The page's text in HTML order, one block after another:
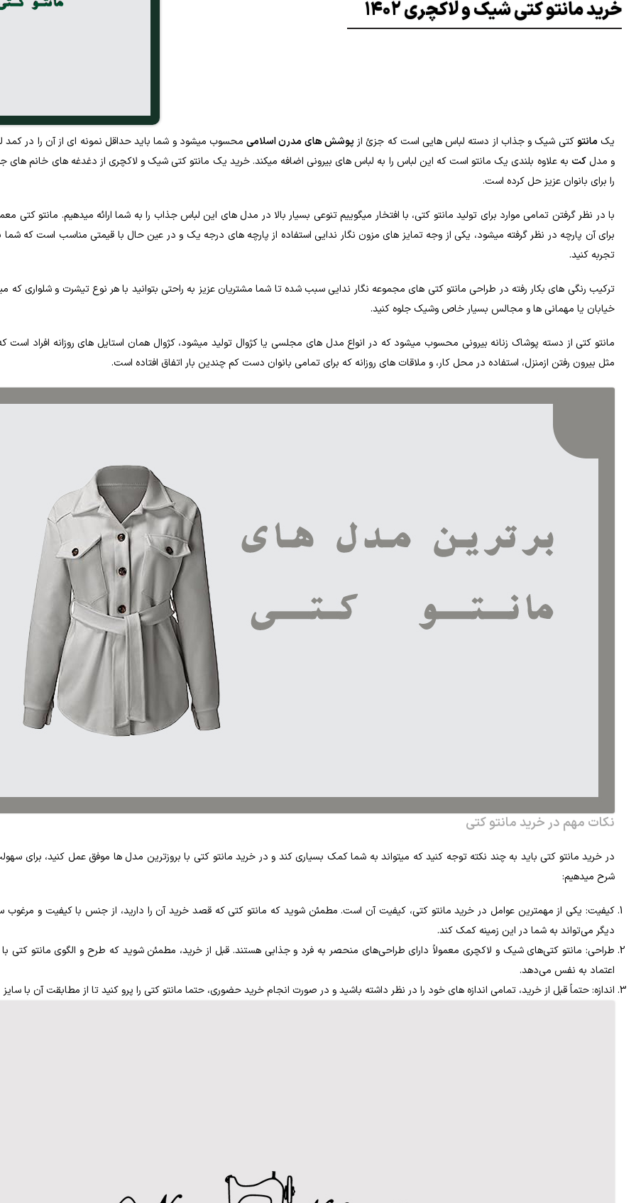
خرید مانتو کتی شیک و لاکچری 1402
یکمانتو کتی شیک و جذاب از دسته لباس هایی است که جزئ از پوشش های مدرن اسلامیمحسوب میشود و شما باید حداقل نمونه ای از آن را در کمد
و مدلکت به علاوه بلندی یک مانتو است که این لباس را به لباس های بیرونی اضافه میکند. خرید یک مانتو کتی شیک و لاکچری از دغدغه های خانم های
را برای بانوان عزیز حل کرده است.
با در نظر گرفتن تمامی موارد برای تولید مانتو کتی، با افتخار میگوییم تنوعی بسیار بالا در مدل های این لباس جذاب را به شما ارائه میدهیم. مانتو
برای آن پارچه در نظر گرفته میشود، یکی از وجه تمایز های مزون نگار ندایی استفاده از پارچه های درجه یک و در عین حال با قیمتی مناسب است که
تجربه کنید.
ترکیب رنگی های بکار رفته در طراحی مانتو کتی های مجموعه نگار ندایی سبب شده تا شما مشتریان عزیز به راحتی بتوانید با هر نوع تیشرت و شلواری که
خیابان یا مهمانی ها و مجالس بسیار خاص وشیک جلوه کنید.
مانتو کتی از دسته پوشاک زنانه بیرونی محسوب میشود که در انواع مدل های مجلسی یا کژوال تولید میشود، کژوال همان استایل های روزانه افراد است
مثل بیرون رفتن ازمنزل، استفاده در محل کار، و ملاقات های روزانه که برای تمامی بانوان دست کم چندین بار اتفاق افتاده است.
نکات مهم در خرید مانتو کتی
در خرید مانتو کتی باید به چند نکته توجه کنید که میتواند به شما کمک بسیاری کند و در خرید مانتو کتی با بروزترین مدل ها موفق عمل کنید، برای
شرح میدهیم:
کیفیت: یکی از مهمترین عوامل در خرید مانتو کتی، کیفیت آن است. مطمئن شوید که مانتو کتی که قصد خرید آن را دارید، از جنس با کیفیت و
دیگر می‌تواند به شما در این زمینه کمک کند.
طراحی: مانتو کتی‌های شیک و لاکچری معمولاً دارای طراحی‌های منحصر به فرد و جذابی هستند. قبل از خرید، مطمئن شوید که طرح و الگوی مانتو کتی
اعتماد به نفس می‌دهد.
اندازه: حتماً قبل از خرید، تمامی اندازه های خود را در نظر داشته باشید و در صورت انجام خرید حضوری، حتما مانتو کتی را پرو کنید تا از مطابقت آن با